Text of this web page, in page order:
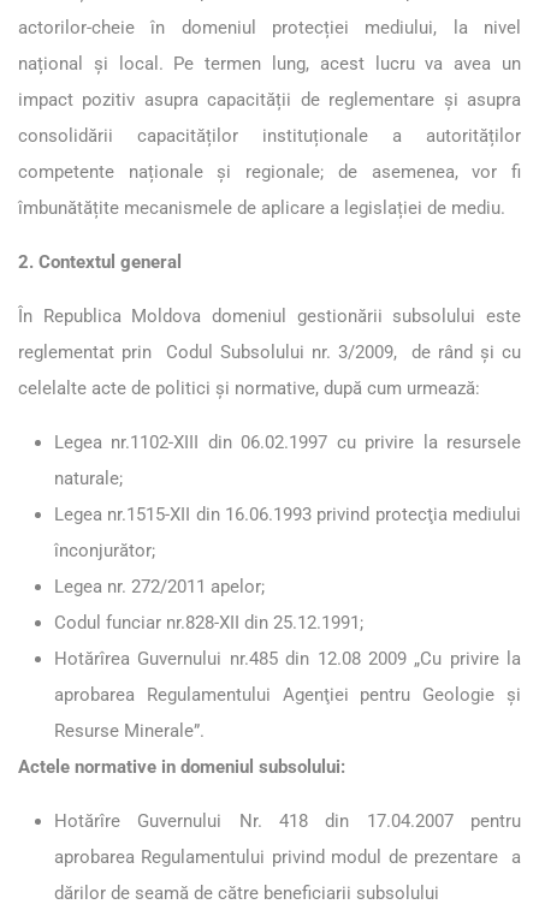
actorilor-cheie în domeniul protecției mediului, la nivel
național și local. Pe termen lung, acest lucru va avea un
impact pozitiv asupra capacității de reglementare și asupra
consolidării capacităților instituționale a autorităților
competente naționale și regionale; de asemenea, vor fi
îmbunătățite mecanismele de aplicare a legislației de mediu.
2. Contextul general
În Republica Moldova domeniul gestionării subsolului este
reglementat prin Codul Subsolului nr. 3/2009, de rând și cu
celelalte acte de politici și normative, după cum urmează:
Legea nr.1102-XIII din 06.02.1997 cu privire la resursele
naturale;
Legea nr.1515-XII din 16.06.1993 privind protecţia mediului
înconjurător;
Legea nr. 272/2011 apelor;
Codul funciar nr.828-XII din 25.12.1991;
Hotărîrea Guvernului nr.485 din 12.08 2009 „Cu privire la
aprobarea Regulamentului Agenţiei pentru Geologie şi
Resurse Minerale”.
Actele normative in domeniul subsolului:
Hotărîre Guvernului Nr. 418 din 17.04.2007 pentru
aprobarea Regulamentului privind modul de prezentare a
dărilor de seamă de către beneficiarii subsolului